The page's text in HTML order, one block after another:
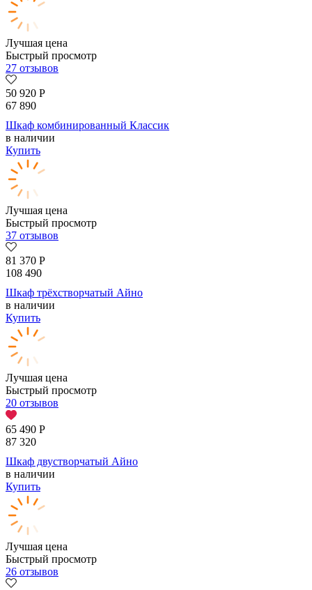
Лучшая цена
Быстрый просмотр
27 отзывов
50 920 Р
67 890
Шкаф комбинированный Классик
в наличии
Купить
Лучшая цена
Быстрый просмотр
37 отзывов
81 370 Р
108 490
Шкаф трёхстворчатый Айно
в наличии
Купить
Лучшая цена
Быстрый просмотр
20 отзывов
65 490 Р
87 320
Шкаф двустворчатый Айно
в наличии
Купить
Лучшая цена
Быстрый просмотр
26 отзывов